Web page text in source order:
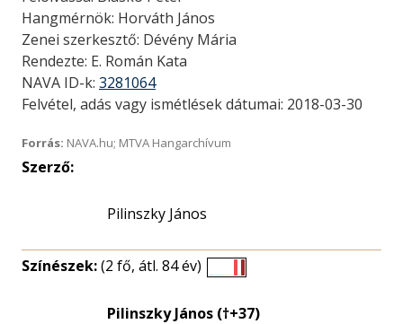
Hangmérnök: Horváth János
Zenei szerkesztő: Dévény Mária
Rendezte: E. Román Kata
NAVA ID-k: 3281064
Felvétel, adás vagy ismétlések dátumai: 2018-03-30
Forrás: NAVA.hu; MTVA Hangarchívum
Szerző:
Pilinszky János
Színészek:(2 fő, átl. 84 év)
eloszlás
Pilinszky János (†+37)